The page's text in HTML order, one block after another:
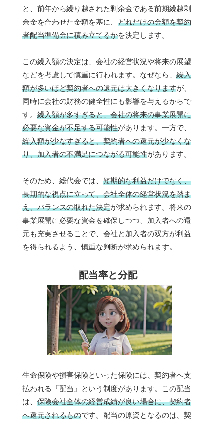
と、前年から繰り越された剰余金である前期繰越剰
余金を合わせた金額を基に、 どれだけの金額を契約
者配当準備金に積み立てるかを決定します。
この繰入額の決定は、会社の経営状況や将来の展望
などを考慮して慎重に行われます。なぜなら、 繰入
額が多いほど契約者への還元は大きくなりますが、
同時に会社の財務の健全性にも影響を与えるからで
す。 繰入額が多すぎると、会社の将来の事業展開に
必要な資金が不足する可能性があります。一方で、
繰入額が少なすぎると、契約者への還元が少なくな
り、加入者の不満足につながる可能性があります。
そのため、総代会では、 短期的な利益だけでなく、
長期的な視点に立って、会社全体の経営状況を踏ま
え、バランスの取れた決定が求められます。将来の
事業展開に必要な資金を確保しつつ、加入者への還
元も充実させることで、会社と加入者の双方が利益
を得られるよう、慎重な判断が求められます。
配当率と分配
生命保険や損害保険といった保険には、契約者へ支
払われる『配当』という制度があります。この配当
は、 保険会社全体の経営成績が良い場合に、契約者
へ還元されるものです。配当の原資となるのは、契